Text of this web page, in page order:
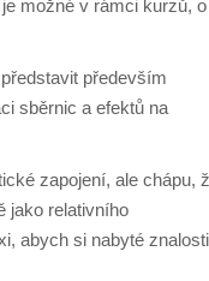
možné v rámci kurzů, o
především
sběrnic a efektů na
zapojení, ale chápu,
jako relativního
abych si nabyté znalosti